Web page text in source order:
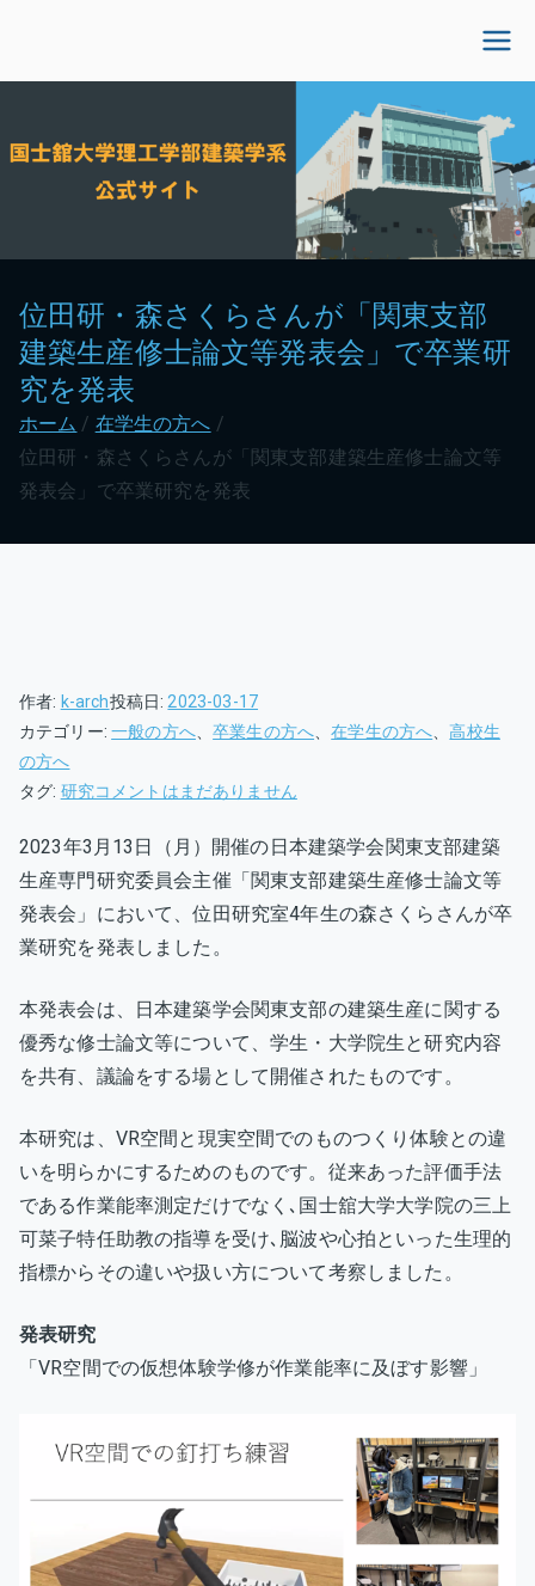
を
キ
国士舘大学理工学部建
築学系公式サイト
位田研・森さくらさんが「関東支部
建築生産修士論文等発表会」で卒業研
究を発表
ホーム
在学生の方へ
位田研・森さくらさんが「関東支部建築生産修士論文等
発表会」で卒業研究を発表
作者: k-arch投稿日:2023-03-17
カテゴリー:一般の方へ、卒業生の方へ、在学生の方へ、高校生
の方へ
タグ: 研究位
研・
森
さ
く
さ
ん
「関
支
部
建
築
生
修
士
等
表
会」
で
コメントはまだありません
2023年3月13日（月）開催の日本建築学会関東支部建築
生産専門研究委員会主催「関東支部建築生産修士論文等
発表会」において、位田研究室4年生の森さくらさんが卒
業研究を発表しました。
本発表会は、日本建築学会関東支部の建築生産に関する
優秀な修士論文等について、学生・大学院生と研究内容
を共有、議論をする場として開催されたものです。
本研究は、VR空間と現実空間でのものつくり体験との違
いを明らかにするためのものです。従来あった評価手法
である作業能率測定だけでなく､国士舘大学大学院の三上
可菜子特任助教の指導を受け､脳波や心拍といった生理的
指標からその違いや扱い方について考察しました。
発表研究
「VR空間での仮想体験学修が作業能率に及ぼす影響」